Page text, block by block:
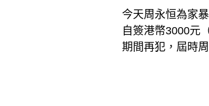
今天周永恒為家
自簽港幣3000元
期間再犯，屆時